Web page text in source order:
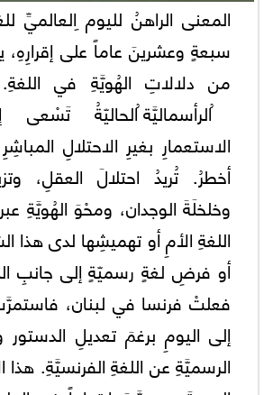
المعنى الراهنُ لليوم ِالعالميِّ
سبعةٍ وعشرينَ عاماً على
من دلالاتِ الهُويَّةِ في اللغةِ.
ُالرأسماليَّة ُالحاليّةُ
الاستعمارِ بغيرِ الاحتلالِ
أخطرُ. تُريدُ احتلالَ العقلِ،
وخلخلَةَ الوجدان، ومحْوَ الهُويَّةِ
اللغةِ الأمِ أو تهميشِها لدى
أو فرضِ لغةٍ رسميّةٍ إلى جانبِ
فعلتْ فرنسا في لبنان،
إلى اليومِ برغمَ تعديلِ الدستور
الرسميَّةِ عن اللغةِ الفرنسيَّةِ. هذا